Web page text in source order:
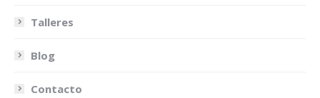
Talleres
Blog
Contacto